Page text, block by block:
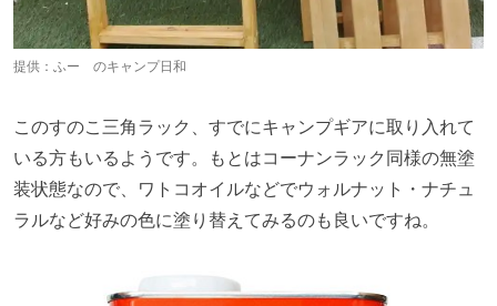
提供： ふー のキャンプ日和
このすのこ三角ラック、すでにキャンプギアに取り入れて
いる方もいるようです。もとはコーナンラック同様の無塗
装状態なので、ワトコオイルなどでウォルナット・ナチュ
ラルなど好みの色に塗り替えてみるのも良いですね。